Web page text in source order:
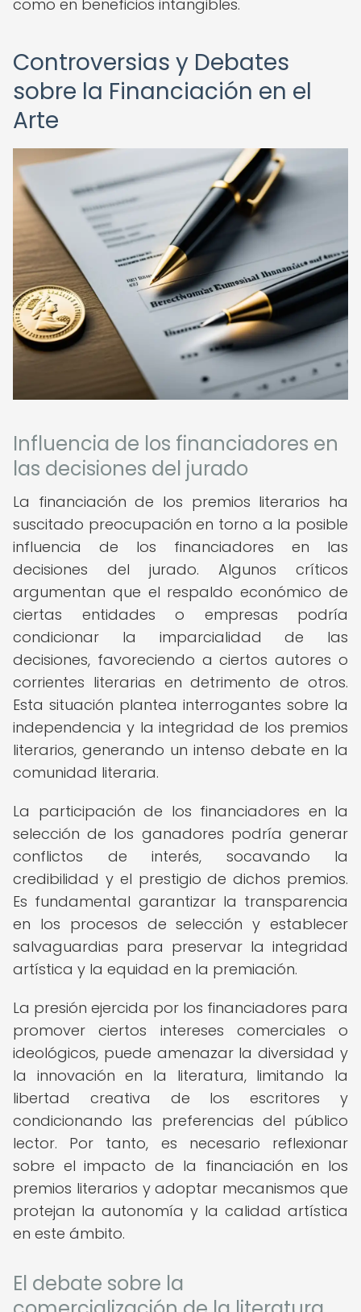
como en beneficios intangibles.
Controversias y Debates
sobre la Financiación en el
Arte
Influencia de los financiadores en
las decisiones del jurado
La financiación de los premios literarios ha
suscitado preocupación en torno a la posible
influencia de los financiadores en las
decisiones del jurado. Algunos críticos
argumentan que el respaldo económico de
ciertas entidades o empresas podría
condicionar la imparcialidad de las
decisiones, favoreciendo a ciertos autores o
corrientes literarias en detrimento de otros.
Esta situación plantea interrogantes sobre la
independencia y la integridad de los premios
literarios, generando un intenso debate en la
comunidad literaria.
La participación de los financiadores en la
selección de los ganadores podría generar
conflictos de interés, socavando la
credibilidad y el prestigio de dichos premios.
Es fundamental garantizar la transparencia
en los procesos de selección y establecer
salvaguardias para preservar la integridad
artística y la equidad en la premiación.
La presión ejercida por los financiadores para
promover ciertos intereses comerciales o
ideológicos, puede amenazar la diversidad y
la innovación en la literatura, limitando la
libertad creativa de los escritores y
condicionando las preferencias del público
lector. Por tanto, es necesario reflexionar
sobre el impacto de la financiación en los
premios literarios y adoptar mecanismos que
protejan la autonomía y la calidad artística
en este ámbito.
El debate sobre la